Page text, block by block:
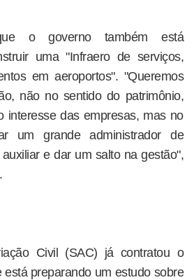
o governo também está
uma "Infraero de serviços,
em aeroportos". "Queremos
não no sentido do patrimônio,
interesse das empresas, mas no
um grande administrador de
e dar um salto na gestão",
Civil (SAC) já contratou o
está preparando um estudo sobre